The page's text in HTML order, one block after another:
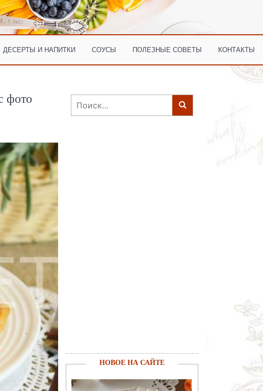
ДЕСЕРТЫ И НАПИТКИ СОУСЫ ПОЛЕЗНЫЕ СОВЕТЫ КОНТАКТЫ
фото Найти:
НОВОЕ НА САЙТЕ